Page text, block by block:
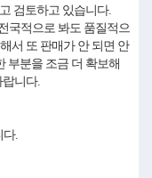
검토하고 있습니다.
국적으로 봐도 품질적으
서 또 판매가 안 되면 안
부분을 조금 더 확보해
랍니다.
다.